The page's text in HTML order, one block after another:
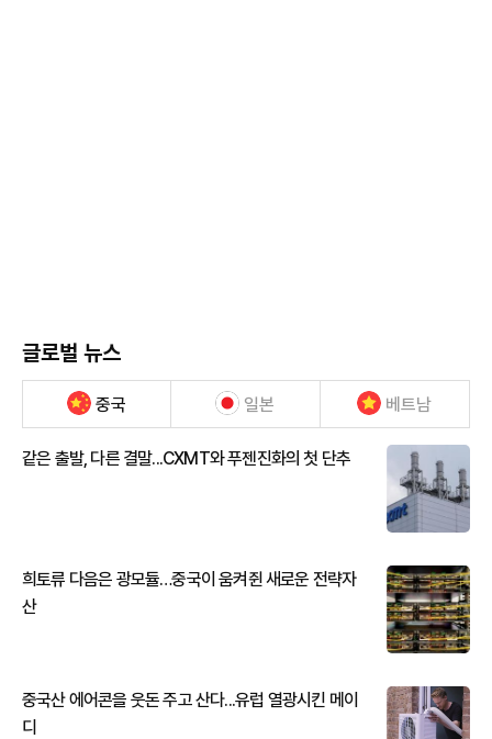
글로벌 뉴스
중국 일본 베트남
같은 출발, 다른 결말...CXMT와 푸젠진화의 첫 단추
희토류 다음은 광모듈…중국이 움켜쥔 새로운 전략자
산
중국산 에어콘을 웃돈 주고 산다...유럽 열광시킨 메이
디